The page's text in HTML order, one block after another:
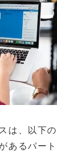
は、以下
あるパー